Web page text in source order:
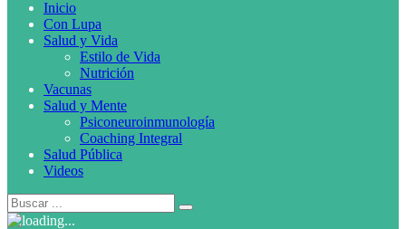
Inicio
Con Lupa
Salud y Vida
Estilo de Vida
Nutrición
Vacunas
Salud y Mente
Psiconeuroinmunología
Coaching Integral
Salud Pública
Videos